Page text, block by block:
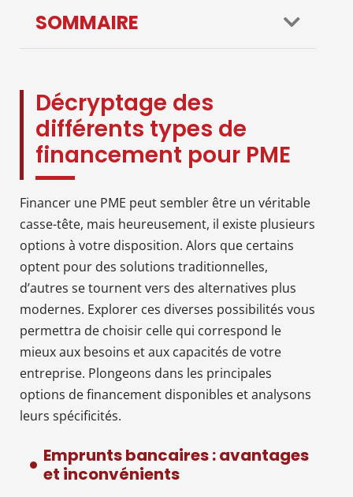
SOMMAIRE
Décryptage des
différents types de
financement pour PME
Financer une PME peut sembler être un véritable
casse-tête, mais heureusement, il existe plusieurs
options à votre disposition. Alors que certains
optent pour des solutions traditionnelles,
d’autres se tournent vers des alternatives plus
modernes. Explorer ces diverses possibilités vous
permettra de choisir celle qui correspond le
mieux aux besoins et aux capacités de votre
entreprise. Plongeons dans les principales
options de financement disponibles et analysons
leurs spécificités.
Emprunts bancaires : avantages
et inconvénients